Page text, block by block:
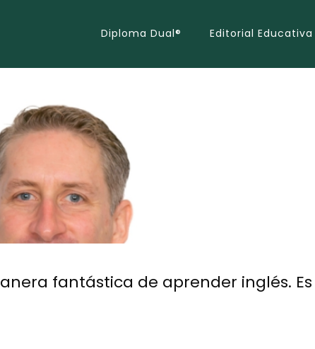
Diploma Dual® Editorial Educativa
fantástica de aprender inglés. Es